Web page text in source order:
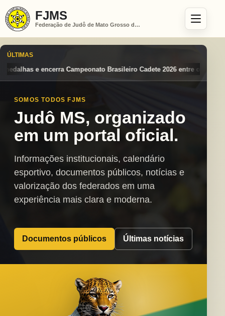
FJMS
Federação de Judô de Mato Grosso do Sul
ÚLTIMAS
Cadete 2026 entre os destaques nacionais Mato Grosso
SOMOS TODOS FJMS
Judô MS, organizado
em um portal oficial.
Informações institucionais, calendário
esportivo, documentos públicos, notícias e
valorização dos federados em uma
experiência mais clara e moderna.
Documentos públicos Últimas notícias